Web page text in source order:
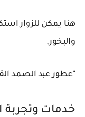
هنا يمكن للزوار
والبخور.
"عطور عبد الصمد
خدمات وتجربة